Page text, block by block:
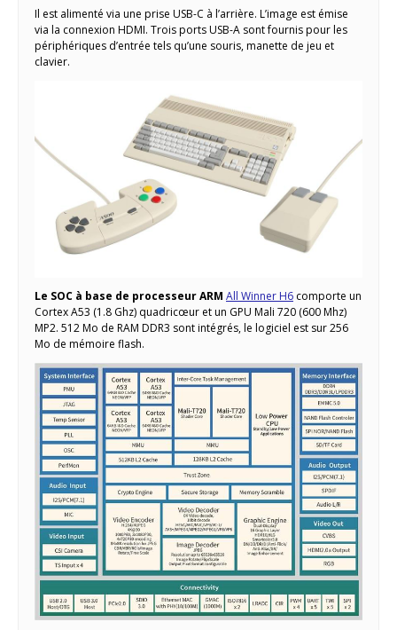
Il est alimenté via une prise USB-C à l’arrière. L’image est émise
via la connexion HDMI. Trois ports USB-A sont fournis pour les
périphériques d’entrée tels qu’une souris, manette de jeu et
clavier.
Le SOC à base de processeur ARM All Winner H6 comporte un
Cortex A53 (1.8 Ghz) quadricœur et un GPU Mali 720 (600 Mhz)
MP2. 512 Mo de RAM DDR3 sont intégrés, le logiciel est sur 256
Mo de mémoire flash.